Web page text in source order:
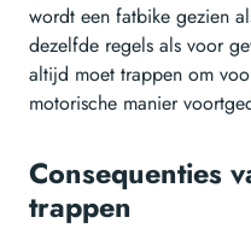
wordt een fatbike gezien
dezelfde regels als voor
altijd moet trappen om
motorische manier
Consequenties
trappen